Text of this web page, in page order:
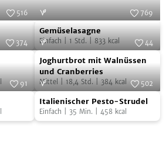
516
GemüselasagneFoto:SevenCooks
769
Gemüselasagne
Einfach 1 Std. 833 kcal
374
Joghurtbrot
mit
Walnüssen
und
Cranberries
Foto: SevenCooks
44
Joghurtbrot mit Walnüssen
und Cranberries
Mittel 18,4 Std. 384 kcal
91
Italienischer
Pesto-
Strudel
SevenCooks
502
Italienischer Pesto-Strudel
Einfach 35 Min. 458 kcal